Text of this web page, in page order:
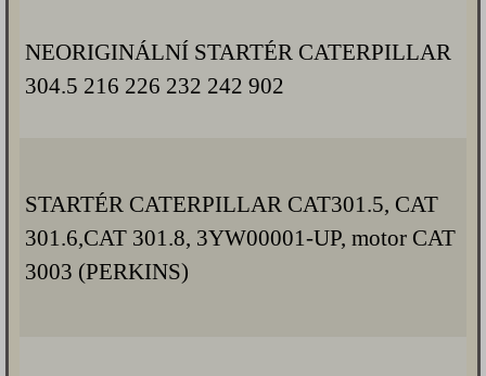
NEORIGINÁLNÍ STARTÉR CATERPILLAR
304.5 216 226 232 242 902
STARTÉR CATERPILLAR CAT301.5, CAT
301.6,CAT 301.8, 3YW00001-UP, motor CAT
3003 (PERKINS)